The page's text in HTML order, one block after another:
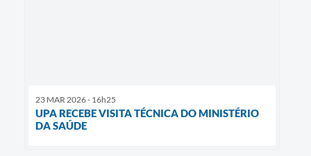
23 MAR 2026 - 16h25
UPA RECEBE VISITA TÉCNICA DO MINISTÉRIO
DA SAÚDE